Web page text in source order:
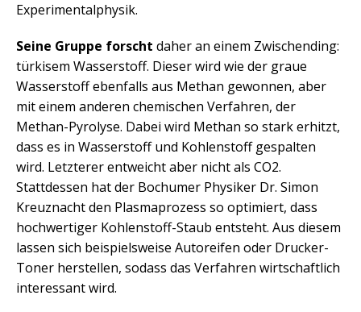
Experimentalphysik.
Seine Gruppe forscht daher an einem Zwischending:
türkisem Wasserstoff. Dieser wird wie der graue
Wasserstoff ebenfalls aus Methan gewonnen, aber
mit einem anderen chemischen Verfahren, der
Methan-Pyrolyse. Dabei wird Methan so stark erhitzt,
dass es in Wasserstoff und Kohlenstoff gespalten
wird. Letzterer entweicht aber nicht als CO2.
Stattdessen hat der Bochumer Physiker Dr. Simon
Kreuznacht den Plasmaprozess so optimiert, dass
hochwertiger Kohlenstoff-Staub entsteht. Aus diesem
lassen sich beispielsweise Autoreifen oder Drucker-
Toner herstellen, sodass das Verfahren wirtschaftlich
interessant wird.